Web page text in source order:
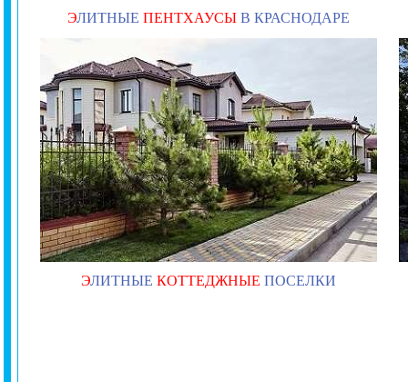
ЭЛИТНЫЕ ПЕНТХАУСЫ В КРАСНОДАРЕ
ЭЛИТНЫЕ КОТТЕДЖНЫЕ ПОСЕЛКИ